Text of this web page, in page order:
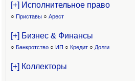
[+] Исполнительное право
○ Приставы ○ Арест
[+] Бизнес & Финансы
○ Банкротство ○ ИП ○ Кредит ○ Долги
[+] Коллекторы